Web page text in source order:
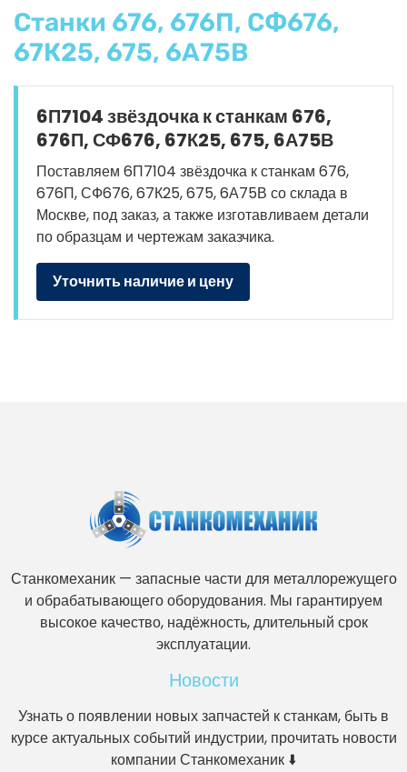
Станки 676, 676П, СФ676,
67К25, 675, 6А75В
6П7104 звёздочка к станкам 676,
676П, СФ676, 67К25, 675, 6А75В
Поставляем 6П7104 звёздочка к станкам 676,
676П, СФ676, 67К25, 675, 6А75В со склада в
Москве, под заказ, а также изготавливаем детали
по образцам и чертежам заказчика.
Уточнить наличие и цену
Станкомеханик — запасные части для металлорежущего
и обрабатывающего оборудования. Мы гарантируем
высокое качество, надёжность, длительный срок
эксплуатации.
Новости
Узнать о появлении новых запчастей к станкам, быть в
курсе актуальных событий индустрии, прочитать новости
компании Станкомеханик ⬇️